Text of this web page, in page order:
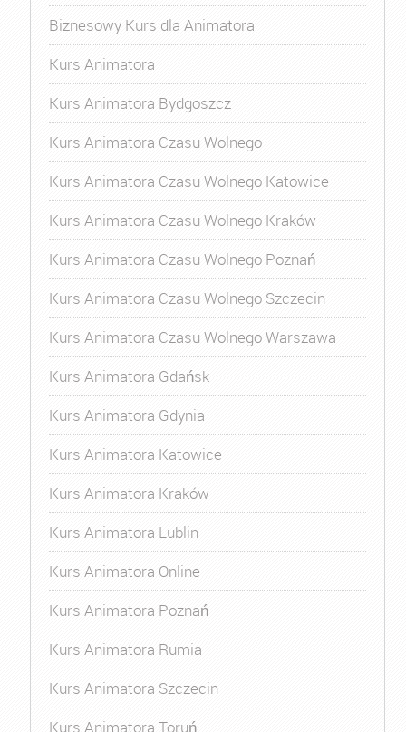
Biznesowy Kurs dla Animatora
Kurs Animatora
Kurs Animatora Bydgoszcz
Kurs Animatora Czasu Wolnego
Kurs Animatora Czasu Wolnego Katowice
Kurs Animatora Czasu Wolnego Kraków
Kurs Animatora Czasu Wolnego Poznań
Kurs Animatora Czasu Wolnego Szczecin
Kurs Animatora Czasu Wolnego Warszawa
Kurs Animatora Gdańsk
Kurs Animatora Gdynia
Kurs Animatora Katowice
Kurs Animatora Kraków
Kurs Animatora Lublin
Kurs Animatora Online
Kurs Animatora Poznań
Kurs Animatora Rumia
Kurs Animatora Szczecin
Kurs Animatora Toruń